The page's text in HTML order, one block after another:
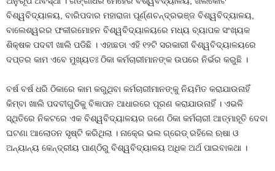
ବିଶ୍ୱବିଦ୍ୟାଳୟ, ବାରିପଦାର ମହାରାଜା ପୂର୍ଣ୍ଣଚନ୍ଦ୍ରଭଞ୍ଜ ବିଶ୍ୱବିଦ୍ୟାଳୟ,
ବାଲେଶ୍ୱରର ଫକୀରମୋହନ ବିଶ୍ୱବିଦ୍ୟାଳୟରେ ମଧ୍ୟ ବ୍ୟାପକ ସଂଖ୍ୟକ
ଶିକ୍ଷକ ପଦବୀ ଖାଲି ପଡିଛି । ଏହାଛଡା ଏହି ୧୨ଟି ସରକାରୀ ବିଶ୍ୱବିଦ୍ୟାଳୟରେ
ଦପ୍ତର କାମ ଏବେ ମୁଖ୍ୟତଃ ଠିକା କର୍ମଚାରୀମାନଙ୍କ ଉପରେ ନିର୍ଭର କରୁଛି ।
ବର୍ଷ ବର୍ଷ ଧରି ଠିକାରେ କାମ କରୁଥିବା କର୍ମଚାରୀମାନଙ୍କୁ ନିୟମିତ କରାଯାଉନାହିଁ
କିମ୍ବା ଖାଲି ପଦବୀଗୁଡିକୁ ବିଜ୍ଞାପନ ଆଧାରରେ ପୂରଣ କରାଯାଉନାହିଁ । ଏଭଳି
ସ୍ଥିତିରେ ନିକଟରେ ଏକ ବିଶ୍ୱବିଦ୍ୟାଳୟର ଜଣେ ଠିକା କର୍ମଚାରୀ ଆତ୍ମାହୂତି ଦେବା
ଘଟଣା ଆଲୋଡନ ସୃଷ୍ଟି କରିଥିଲା । ନାକ୍‍ରେ ଭଲ ଗ୍ରେଡ୍‍ ରହିଲେ ଋଷା ଓ
ଅନ୍ୟାନ୍ୟ କେନ୍ଦ୍ରୀୟ ପାଣ୍ଠିରୁ ବିଶ୍ୱବିଦ୍ୟାଳୟ ଅଧିକ ଅର୍ଥ ପାଇବାକଥା ।